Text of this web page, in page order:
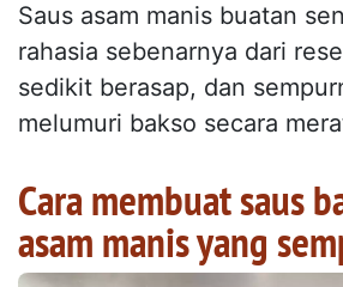
Saus asam manis buatan
rahasia sebenarnya dari
sedikit berasap, dan
melumuri bakso secara
Cara membuat saus
asam manis yang